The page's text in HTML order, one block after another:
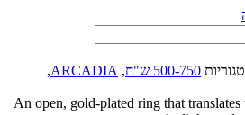
500-750 ש"ח ,
ARCADIA
,
An open, gold-plated ring that